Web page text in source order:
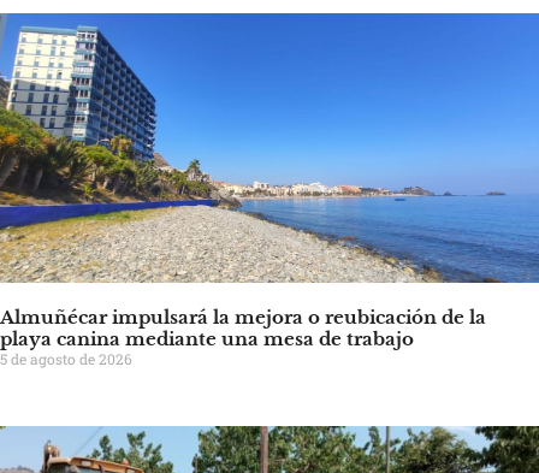
Almuñécar impulsará la mejora o reubicación de la
playa canina mediante una mesa de trabajo
5 de agosto de 2026